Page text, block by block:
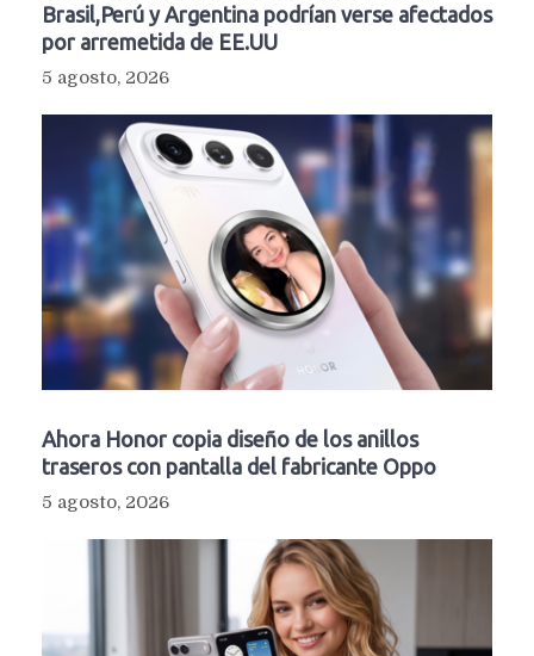
Brasil,Perú y Argentina podrían verse afectados
por arremetida de EE.UU
5 agosto, 2026
Ahora Honor copia diseño de los anillos
traseros con pantalla del fabricante Oppo
5 agosto, 2026